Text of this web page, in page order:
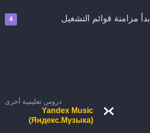
مزامنة قوائم التشغيل
دروس تعليمية أخرى
Yandex Music
(Яндекс.Музыка)